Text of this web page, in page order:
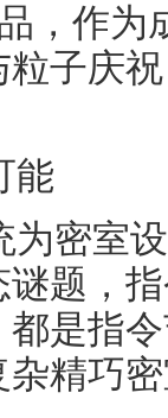
，作
子庆
能
为密室
题，
是指
精巧